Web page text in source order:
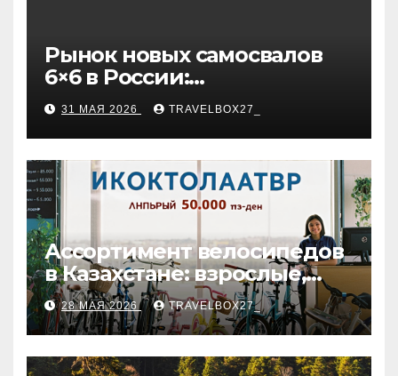
Рынок новых самосвалов
6×6 в России:
характеристики и цены
31 МАЯ 2026 TRAVELBOX27_
Ассортимент велосипедов
в Казахстане: взрослые,
детские и городские
модели, ценовые
категории и варианты
рассрочки
28 МАЯ 2026 TRAVELBOX27_